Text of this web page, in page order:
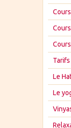
Le
Le